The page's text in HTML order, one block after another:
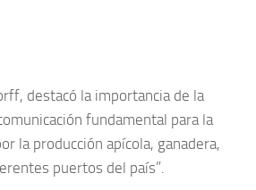
destacó la importancia de la
fundamental para la
la producción apícola, ganadera,
puertos del país”.